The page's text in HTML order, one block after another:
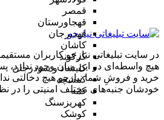
قمصر
قهجاورستان
قهدیرجان
کاشان
کرکوند
کلیشاد و سودرجان
کمشچه
کمه
کهریزسنگ
کوشک
در سایت تبلیغاتی نیازجو کاربران
هیچ واسطه‌ای در این میان وجود ندارد،
خرید و فروشِ شما نیازجو هیچ دخالتی
خودشان جنبه‌های مختلف امنیتی را در